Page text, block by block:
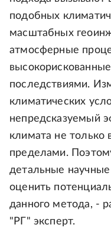
подобных
масштабных
атмосферные
последствиями.
климатических
непредсказуемый
климата не только
пределами.
детальные
оценить
данного метода, -
"РГ" эксперт.